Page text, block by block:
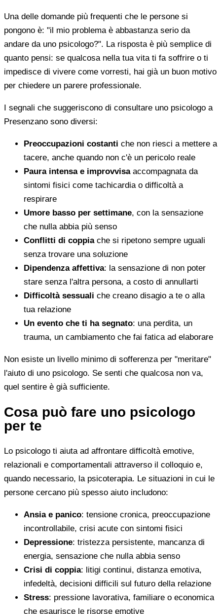
Una delle domande più frequenti che le persone si
pongono è: "il mio problema è abbastanza serio da
andare da uno psicologo?". La risposta è più semplice di
quanto pensi: se qualcosa nella tua vita ti fa soffrire o ti
impedisce di vivere come vorresti, hai già un buon motivo
per chiedere un parere professionale.
I segnali che suggeriscono di consultare uno psicologo a
Presenzano sono diversi:
Preoccupazioni costanti che non riesci a mettere a
tacere, anche quando non c'è un pericolo reale
Paura intensa e improvvisaaccompagnata da
sintomi fisici come tachicardia o difficoltà a
respirare
Umore basso per settimane, con la sensazione
che nulla abbia più senso
Conflitti di coppiache si ripetono sempre uguali
senza trovare una soluzione
Dipendenza affettiva: la sensazione di non poter
stare senza l'altra persona, a costo di annullarti
Difficoltà sessuali che creano disagio a te o alla
tua relazione
Un evento che ti ha segnato: una perdita, un
trauma, un cambiamento che fai fatica ad elaborare
Non esiste un livello minimo di sofferenza per "meritare"
l'aiuto di uno psicologo. Se senti che qualcosa non va,
quel sentire è già sufficiente.
Cosa può fare uno psicologo
per te
Lo psicologo ti aiuta ad affrontare difficoltà emotive,
relazionali e comportamentali attraverso il colloquio e,
quando necessario, la psicoterapia. Le situazioni in cui le
persone cercano più spesso aiuto includono:
Ansia e panico: tensione cronica, preoccupazione
incontrollabile, crisi acute con sintomi fisici
Depressione: tristezza persistente, mancanza di
energia, sensazione che nulla abbia senso
Crisi di coppia: litigi continui, distanza emotiva,
infedeltà, decisioni difficili sul futuro della relazione
Stress: pressione lavorativa, familiare o economica
che esaurisce le risorse emotive